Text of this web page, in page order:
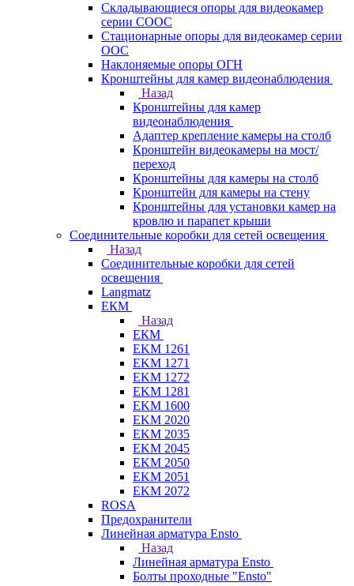
Складывающиеся опоры для видеокамер
серии СООС
Стационарные опоры для видеокамер серии
ООС
Наклоняемые опоры ОГН
Кронштейны для камер видеонаблюдения
Назад
Кронштейны для камер
видеонаблюдения
Адаптер крепление камеры на столб
Кронштейн видеокамеры на мост/
переход
Кронштейны для камеры на столб
Кронштейн для камеры на стену
Кронштейны для установки камер на
кровлю и парапет крыши
Соединительные коробки для сетей освещения
Назад
Соединительные коробки для сетей
освещения
Langmatz
ЕКМ
Назад
ЕКМ
EKM 1261
EKM 1271
EKM 1272
EKM 1281
EKM 1600
EKM 2020
EKM 2035
EKM 2045
EKM 2050
EKM 2051
EKM 2072
ROSA
Предохранители
Линейная арматура Ensto
Назад
Линейная арматура Ensto
Болты проходные "Ensto"